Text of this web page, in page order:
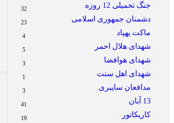
جنگ تحمیلی 12 روزه 32
دشمنان جمهوری اسلامی 23
ماکت پهپاد 4
شهدای هلال احمر 5
شهدای هوافضا 3
شهدای اهل سنت 1
مدافعان سایبری 3
13 آبان 41
کاریکاتور 19